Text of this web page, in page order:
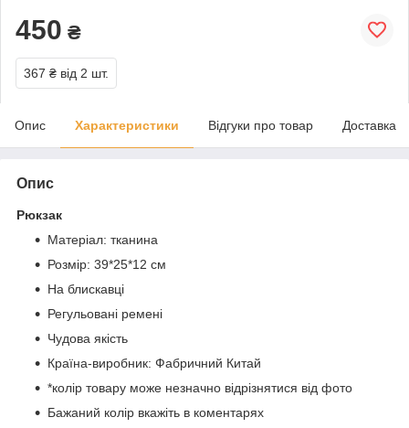
450 ₴
367 ₴ від 2 шт.
Опис Характеристики Відгуки про товар Доставка
Опис
Рюкзак
Матеріал: тканина
Розмір: 39*25*12 см
На блискавці
Регульовані ремені
Чудова якість
Країна-виробник: Фабричний Китай
*колір товару може незначно відрізнятися від фото
Бажаний колір вкажіть в коментарях